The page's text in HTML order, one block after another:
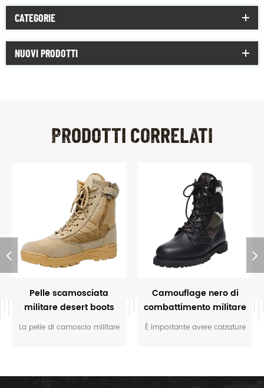
CATEGORIE
NUOVI PRODOTTI
PRODOTTI CORRELATI
Pelle scamosciata
militare desert boots
La pelle di camoscio militare
Camouflage nero di
combattimento militare
jungle boots
È importante avere calzature